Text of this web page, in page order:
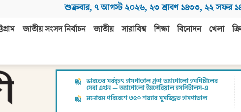
শুক্রবার, ৭ আগস্ট ২০২৬, ২৩ শ্রাবণ ১৪৩৩, ২২ সফর
জাতীয় সংসদ নির্বাচন জাতীয় সারাবিশ্ব শিক্ষা বিনোদন খেলা